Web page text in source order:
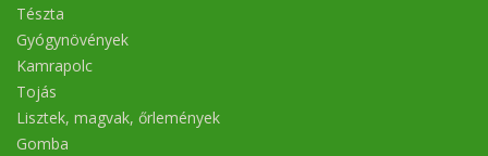
Tészta
Gyógynövények
Kamrapolc
Tojás
Lisztek, magvak, őrlemények
Gomba